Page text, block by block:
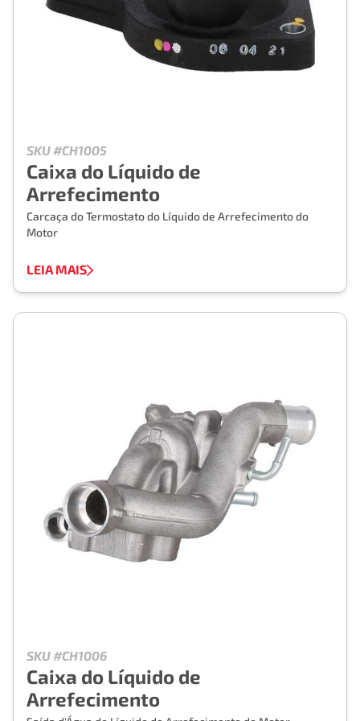
SKU #CH1005
Caixa do Líquido de
Arrefecimento
Carcaça do Termostato do Líquido de Arrefecimento do
Motor
LEIA MAIS
SKU #CH1006
Caixa do Líquido de
Arrefecimento